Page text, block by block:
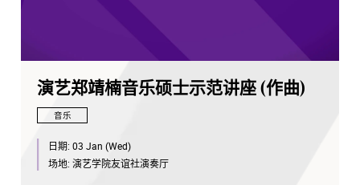
演艺郑靖楠音乐硕士示范讲座 (作曲)
音乐
日期: 03 Jan (Wed)
场地: 演艺学院友谊社演奏厅